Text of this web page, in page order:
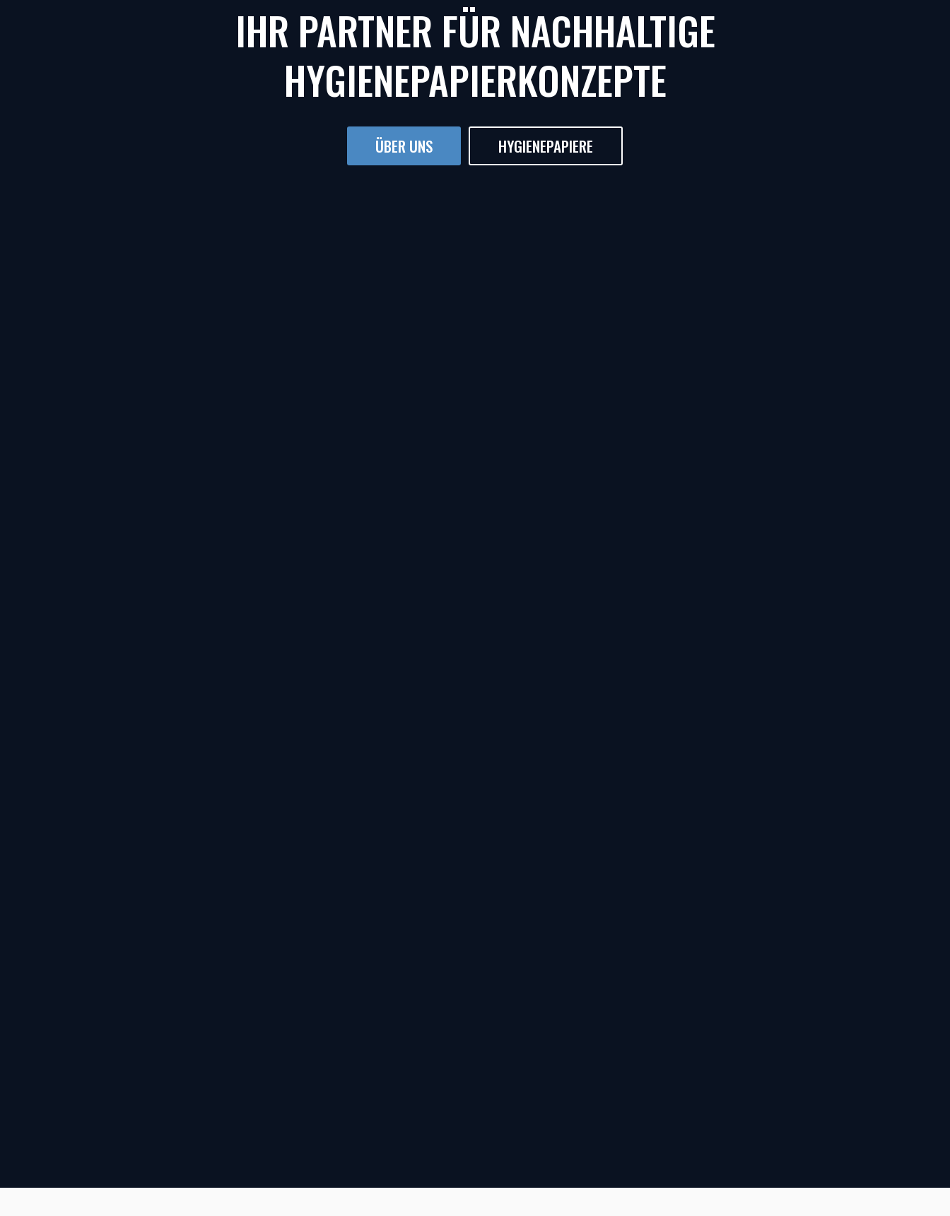
IHR PARTNER FÜR NACHHALTIGE
HYGIENEPAPIERKONZEPTE
HYGIENEPAPIERE
ÜBER UNS